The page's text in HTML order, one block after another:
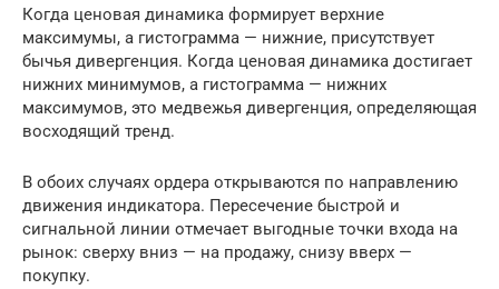
Когда ценовая динамика формирует верхние
максимумы, а гистограмма — нижние, присутствует
бычья дивергенция. Когда ценовая динамика достигает
нижних минимумов, а гистограмма — нижних
максимумов, это медвежья дивергенция, определяющая
восходящий тренд.
В обоих случаях ордера открываются по направлению
движения индикатора. Пересечение быстрой и
сигнальной линии отмечает выгодные точки входа на
рынок: сверху вниз — на продажу, снизу вверх —
покупку.